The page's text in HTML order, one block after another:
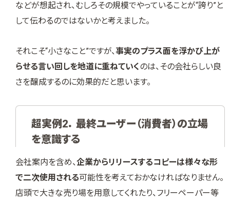
などが想起され、むしろその規模でやっていることが“誇り”と
して伝わるのではないかと考えました。
それこそ“小さなこと”ですが、事実のプラス面を浮かび上が
らせる言い回しを地道に重ねていくのは、その会社らしい良
さを醸成するのに効果的だと思います。
超実例2． 最終ユーザー（消費者）の立場
を意識する
会社案内を含め、企業からリリースするコピーは様々な形
で二次使用される可能性を考えておかなければなりません。
店頭で大きな売り場を用意してくれたり、フリーペーパー等